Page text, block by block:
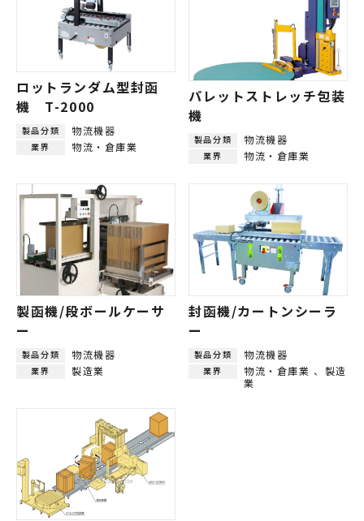
ロットランダム型封函
機 T-2000
製品分類 物流機器
業界 物流・倉庫業
パレットストレッチ包装
機
製品分類 物流機器
業界 物流・倉庫業
製函機/段ボールケーサ
ー
製品分類 物流機器
業界 製造業
封函機/カートンシーラ
ー
製品分類 物流機器
業界 物流・倉庫業
製造
業